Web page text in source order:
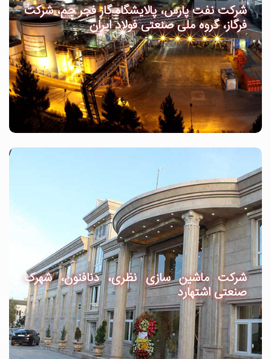
شرکت نفت پارس، پالایشگاه گاز فجر جم، شرکت
فرگاز، گروه ملی صنعتی فولاد ایران
شرکت ماشین سازی نظری، دنافنون، شهرک
صنعتی اشتهارد